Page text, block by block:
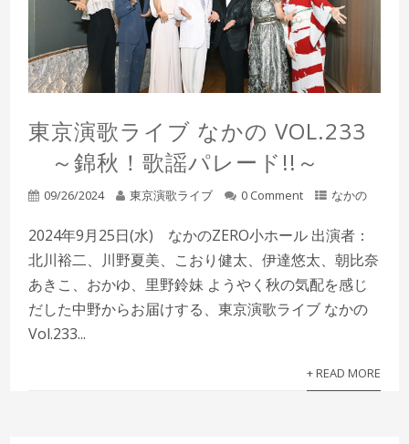
東京演歌ライブ なかの VOL.233
～錦秋！歌謡パレード!!～
09/26/2024 東京演歌ライブ 0 Comment なかの
2024年9月25日(水) なかのZERO小ホール 出演者：
北川裕二、川野夏美、こおり健太、伊達悠太、朝比奈
あきこ、おかゆ、里野鈴妹 ようやく秋の気配を感じ
だした中野からお届けする、東京演歌ライブ なかの
Vol.233...
+ READ MORE